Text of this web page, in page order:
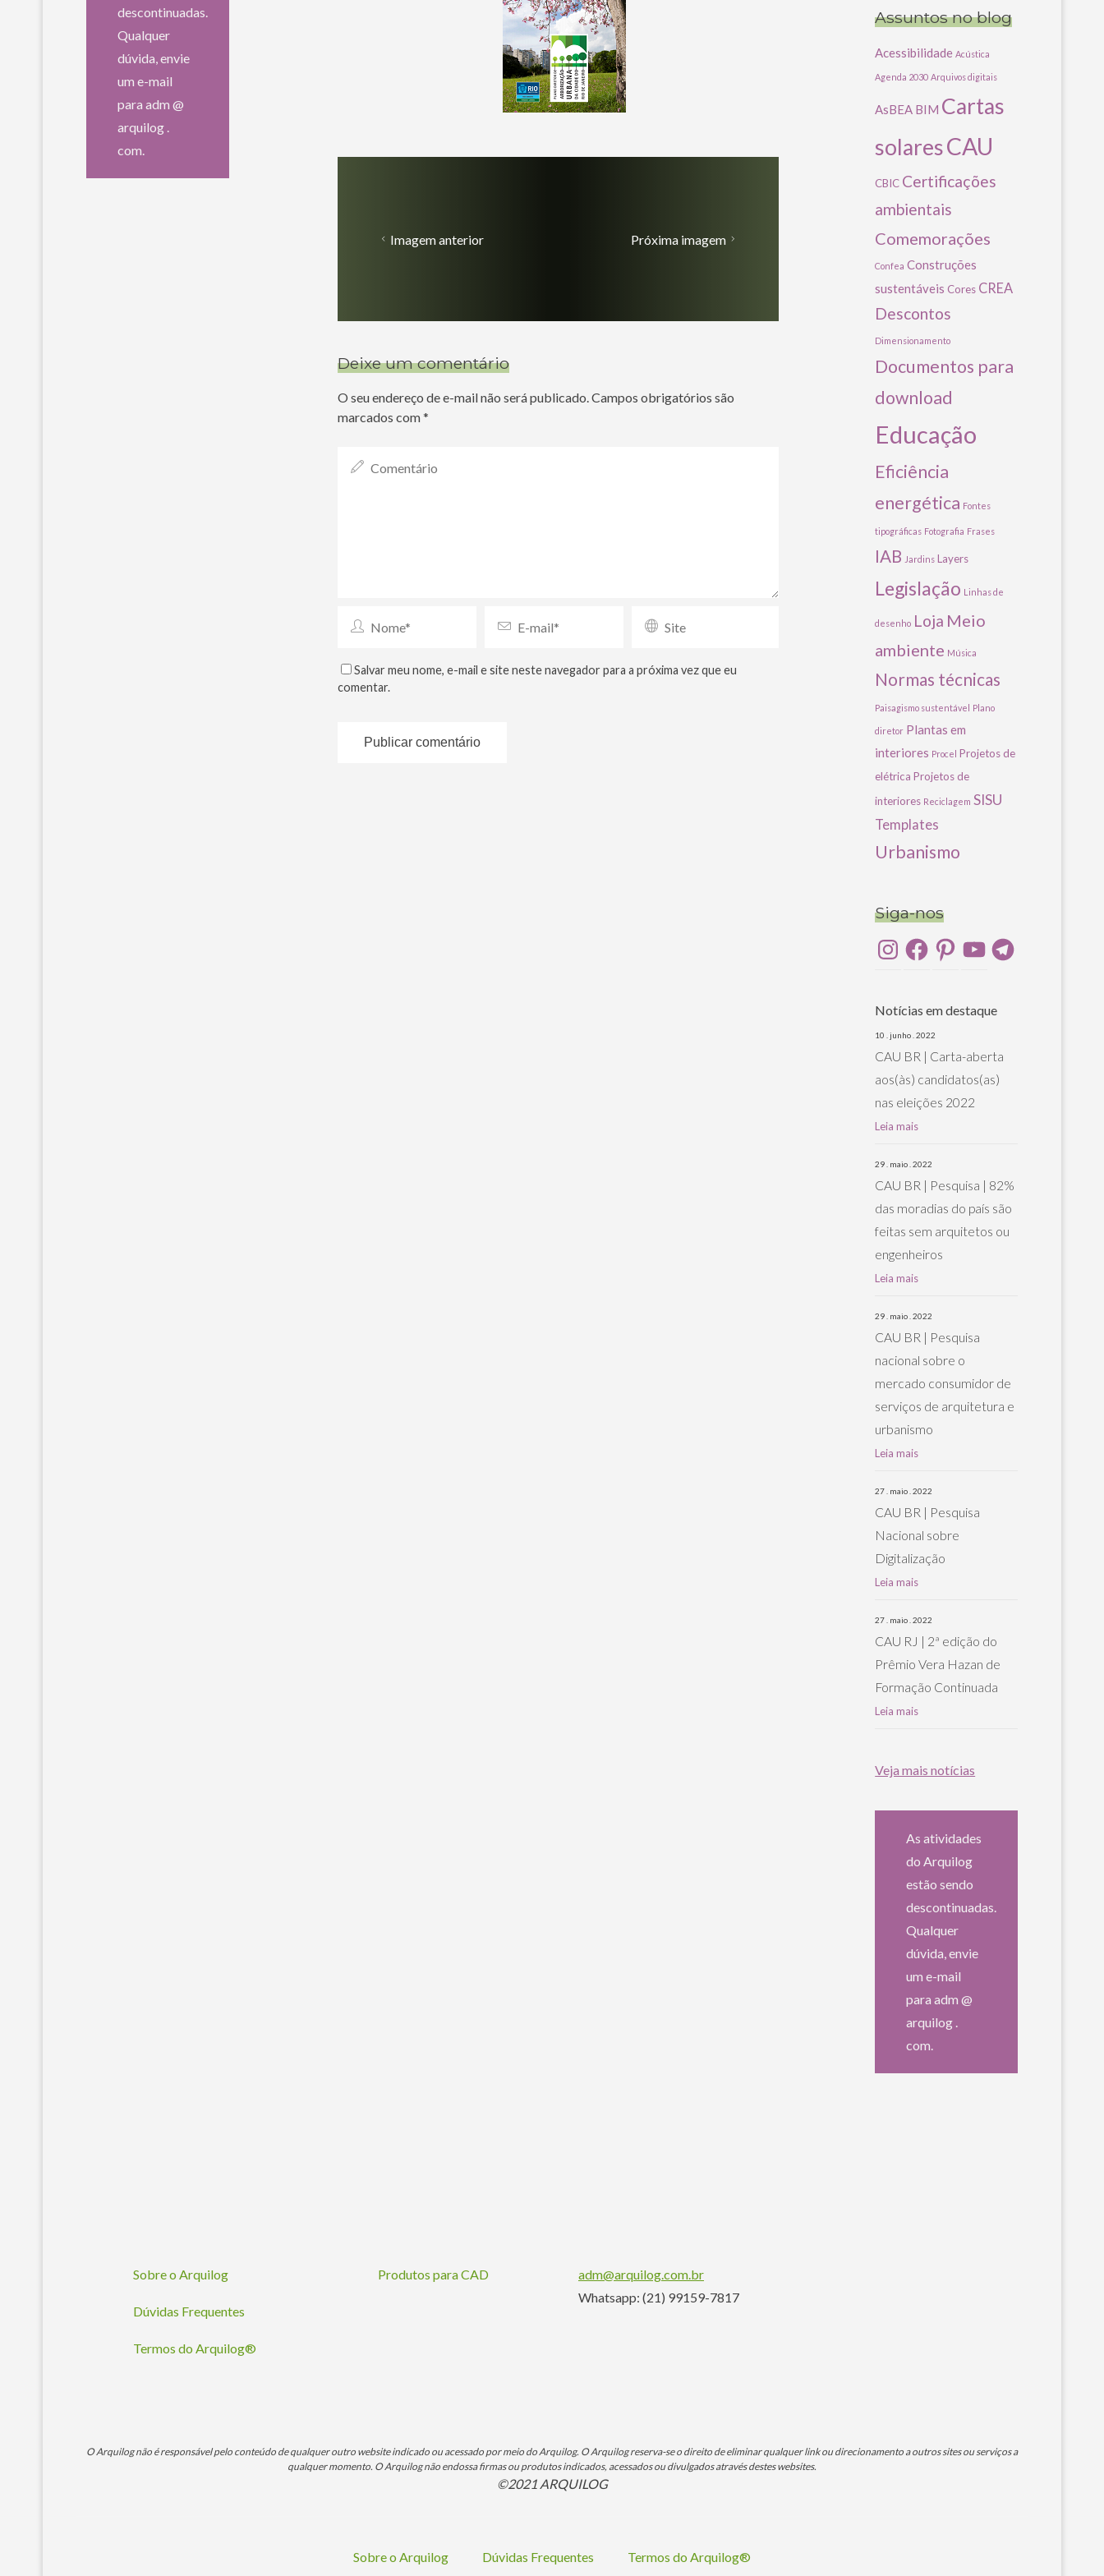
Imagem anterior Próxima imagem
Deixe um comentário
O seu endereço de e-mail não será publicado. Campos obrigatórios são
marcados com*
Salvar meu nome, e-mail e site neste navegador para a próxima vez que eu
comentar.
descontinuadas.
Qualquer
dúvida, envie
um e-mail
para adm @
arquilog .
com.
Assuntos no blog
Acessibilidade Acústica
Agenda 2030 Arquivos digitais
AsBEA BIM Cartas
solaresCAU
CBIC Certificações
ambientais
Comemorações
Confea Construções
sustentáveis Cores CREA
Descontos
Dimensionamento
Documentos para
download
Educação
Eficiência
energética Fontes
tipográficas Fotografia Frases
IAB Jardins Layers
Legislação Linhas de
desenho Loja Meio
ambiente Música
Normas técnicas
Paisagismo sustentável Plano
diretor Plantas em
interiores Procel Projetos de
elétrica Projetos de
interiores Reciclagem SISU
Templates
Urbanismo
Siga-nos
InstagramFacebookPinterestYouTubeTelegram
Notícias em destaque
10 . junho . 2022
CAU BR | Carta-aberta
aos(às) candidatos(as)
nas eleições 2022
Leia mais
29 . maio . 2022
CAU BR | Pesquisa | 82%
das moradias do país são
feitas sem arquitetos ou
engenheiros
Leia mais
29 . maio . 2022
CAU BR | Pesquisa
nacional sobre o
mercado consumidor de
serviços de arquitetura e
urbanismo
Leia mais
27 . maio . 2022
CAU BR | Pesquisa
Nacional sobre
Digitalização
Leia mais
27 . maio . 2022
CAU RJ | 2ª edição do
Prêmio Vera Hazan de
Formação Continuada
Leia mais
Veja mais notícias
As atividades
do Arquilog
estão sendo
descontinuadas.
Qualquer
dúvida, envie
um e-mail
para adm @
arquilog .
com.
Sobre o Arquilog
Dúvidas Frequentes
Termos do Arquilog®
Produtos para CAD
adm@arquilog.com.br
Whatsapp: (21) 99159-7817
O Arquilog não é responsável pelo conteúdo de qualquer outro website indicado ou acessado por meio do Arquilog. O Arquilog reserva-se o direito de eliminar qualquer link ou direcionamento a outros sites ou serviços a
qualquer momento. O Arquilog não endossa firmas ou produtos indicados, acessados ou divulgados através destes websites.
©2021 ARQUILOG
Sobre o Arquilog Dúvidas Frequentes Termos do Arquilog®